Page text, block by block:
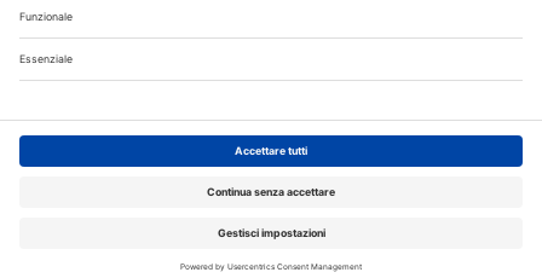
Copyright © 2026 - All Rights Reserved
Autori
Contattaci
Note legali
Cerca nel sito